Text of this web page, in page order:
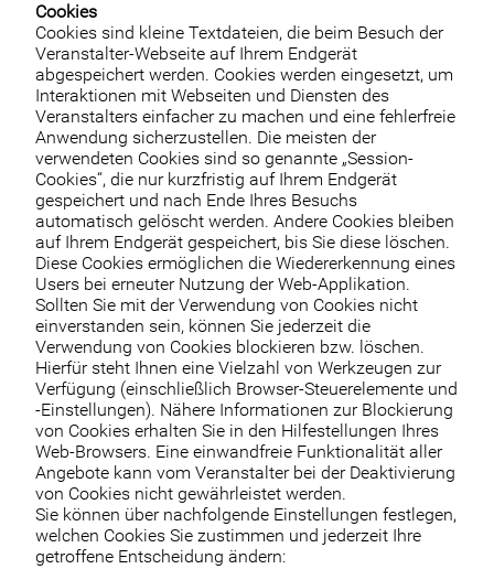
Cookies
Cookies sind kleine Textdateien, die beim Besuch der
Veranstalter-Webseite auf Ihrem Endgerät
abgespeichert werden. Cookies werden eingesetzt, um
Interaktionen mit Webseiten und Diensten des
Veranstalters einfacher zu machen und eine fehlerfreie
Anwendung sicherzustellen. Die meisten der
verwendeten Cookies sind so genannte „Session-
Cookies“, die nur kurzfristig auf Ihrem Endgerät
gespeichert und nach Ende Ihres Besuchs
automatisch gelöscht werden. Andere Cookies bleiben
auf Ihrem Endgerät gespeichert, bis Sie diese löschen.
Diese Cookies ermöglichen die Wiedererkennung eines
Users bei erneuter Nutzung der Web-Applikation.
Sollten Sie mit der Verwendung von Cookies nicht
einverstanden sein, können Sie jederzeit die
Verwendung von Cookies blockieren bzw. löschen.
Hierfür steht Ihnen eine Vielzahl von Werkzeugen zur
Verfügung (einschließlich Browser-Steuerelemente und
-Einstellungen). Nähere Informationen zur Blockierung
von Cookies erhalten Sie in den Hilfestellungen Ihres
Web-Browsers. Eine einwandfreie Funktionalität aller
Angebote kann vom Veranstalter bei der Deaktivierung
von Cookies nicht gewährleistet werden.
Sie können über nachfolgende Einstellungen festlegen,
welchen Cookies Sie zustimmen und jederzeit Ihre
getroffene Entscheidung ändern: